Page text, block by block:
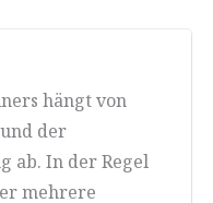
hängt von
der
ab. In der Regel
mehrere